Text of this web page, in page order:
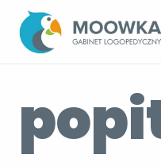
Przejdź
treści